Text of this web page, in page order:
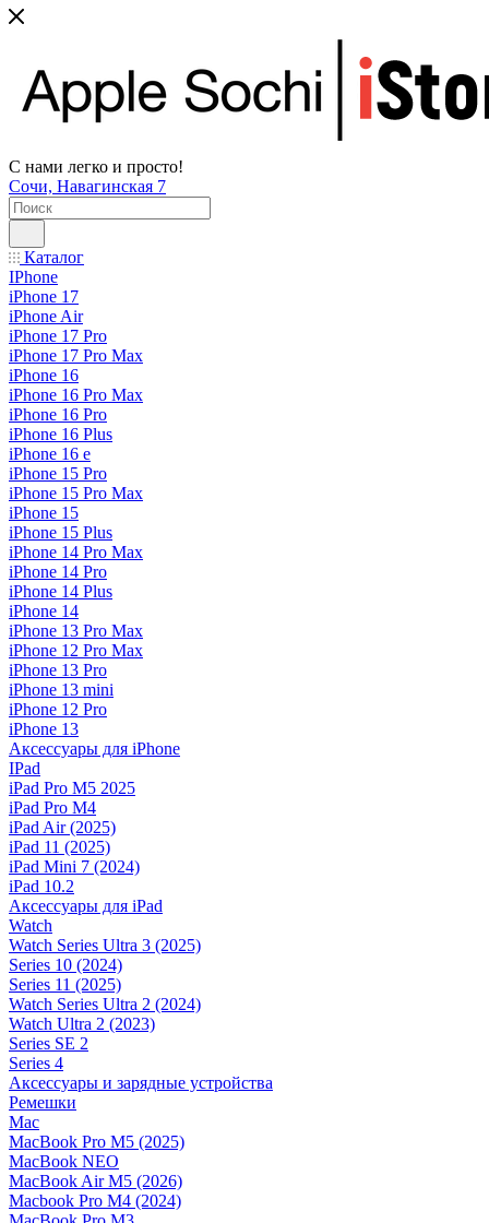
С нами легко и просто!
Сочи, Навагинская 7
Каталог
IPhone
iPhone 17
iPhone Air
iPhone 17 Pro
iPhone 17 Pro Max
iPhone 16
iPhone 16 Pro Max
iPhone 16 Pro
iPhone 16 Plus
iPhone 16 e
iPhone 15 Pro
iPhone 15 Pro Max
iPhone 15
iPhone 15 Plus
iPhone 14 Pro Max
iPhone 14 Pro
iPhone 14 Plus
iPhone 14
iPhone 13 Pro Max
iPhone 12 Pro Max
iPhone 13 Pro
iPhone 13 mini
iPhone 12 Pro
iPhone 13
Аксессуары для iPhone
IPad
iPad Pro M5 2025
iPad Pro M4
iPad Air (2025)
iPad 11 (2025)
iPad Mini 7 (2024)
iPad 10.2
Аксессуары для iPad
Watch
Watch Series Ultra 3 (2025)
Series 10 (2024)
Series 11 (2025)
Watch Series Ultra 2 (2024)
Watch Ultra 2 (2023)
Series SE 2
Series 4
Аксессуары и зарядные устройства
Ремешки
Mac
MacBook Pro M5 (2025)
MacBook NEO
MacBook Air M5 (2026)
Macbook Pro M4 (2024)